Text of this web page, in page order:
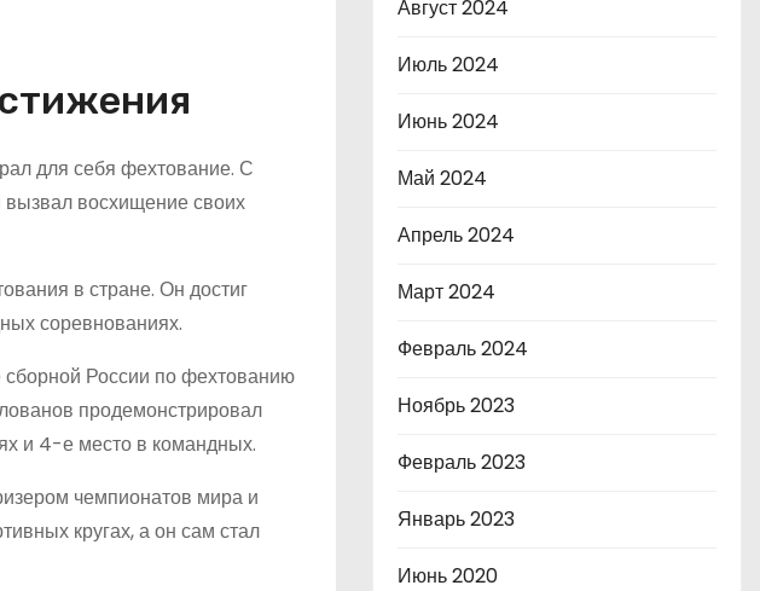
для себя фехтование. С
восхищение своих
в стране. Он достиг
соревнованиях.
России по фехтованию
продемонстрировал
и 4-е место в командных.
чемпионатов мира и
кругах, а он сам стал
Август 2024
Июль 2024
Июнь 2024
Май 2024
Апрель 2024
Март 2024
Февраль 2024
Ноябрь 2023
Февраль 2023
Январь 2023
Июнь 2020